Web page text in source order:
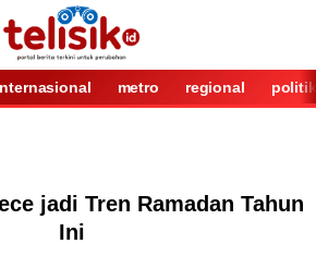
metro regional politik
jadi Tren Ramadan Tahun
Ini